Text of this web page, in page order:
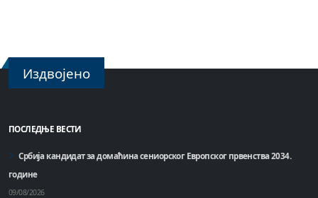
Издвојено
ПОСЛЕДЊЕ ВЕСТИ
Србија кандидат за домаћинa сениорског Европског првенства 2034.
године
09/08/2026